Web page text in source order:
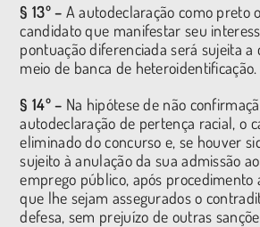
§ 13º – A autodeclaração como preto
candidato que manifestar seu
pontuação diferenciada será sujeita
meio de banca de heteroidentificação.
§ 14º – Na hipótese de não
autodeclaração de pertença racial, o
eliminado do concurso e, se houver
sujeito à anulação da sua admissão
emprego público, após
que lhe sejam assegurados o
defesa, sem prejuízo de outras